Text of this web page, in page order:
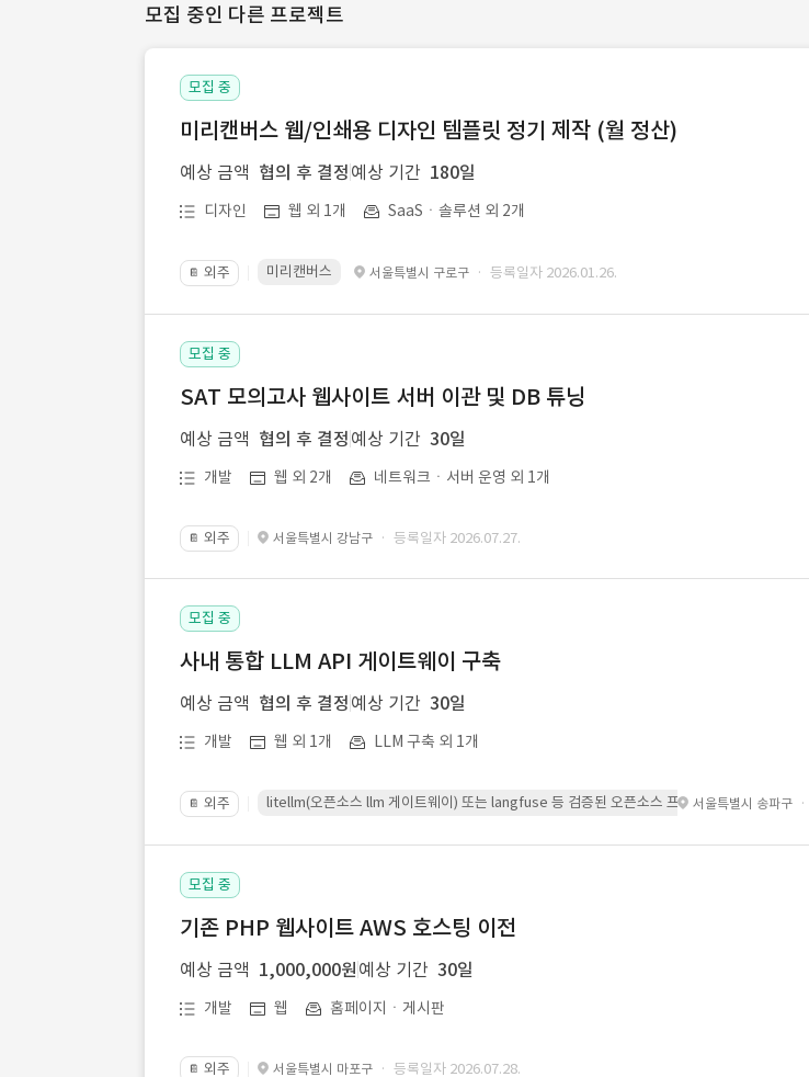
모집 중인 다른 프로젝트
모집 중
미리캔버스 웹/인쇄용 디자인 템플릿 정기 제작 (월 정산)
예상 금액 협의 후 결정 예상 기간 180일
디자인 웹 외 1개 SaaSㆍ솔루션 외 2개
📔 외주 미리캔버스 서울특별시 구로구 · 등록일자 2026.01.26.
모집 중
SAT 모의고사 웹사이트 서버 이관 및 DB 튜닝
예상 금액 협의 후 결정 예상 기간 30일
개발 웹 외 2개 네트워크ㆍ서버 운영 외 1개
📔 외주 서울특별시 강남구 · 등록일자 2026.07.27.
모집 중
사내 통합 LLM API 게이트웨이 구축
예상 금액 협의 후 결정 예상 기간 30일
개발 웹 외 1개 LLM 구축 외 1개
📔 외주 litellm(오픈소스 llm 게이트웨이) 또는 langfuse 등 검증된 오픈소스 프레임워크를 기반으로
서울특별시 송파구
모집 중
기존 PHP 웹사이트 AWS 호스팅 이전
예상 금액 1,000,000원 예상 기간 30일
개발 웹 홈페이지ㆍ게시판
📔 외주 서울특별시 마포구 · 등록일자 2026.07.28.